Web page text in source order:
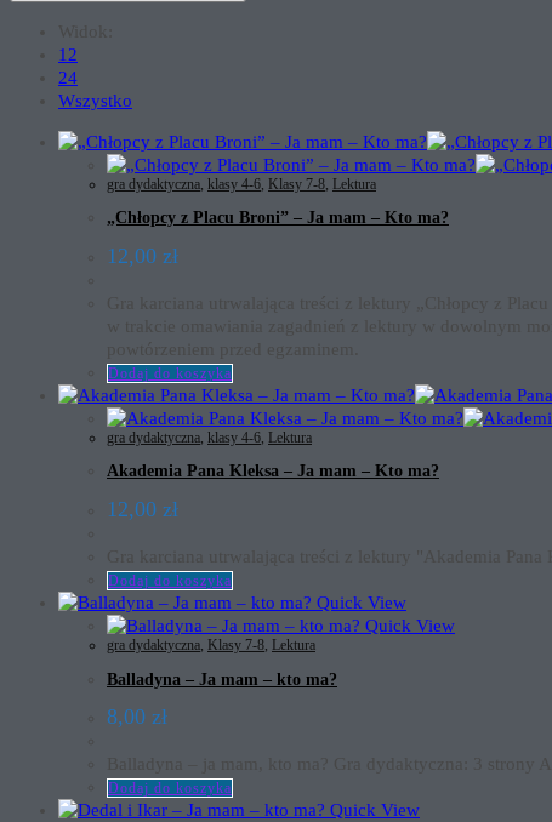
Widok:
12
24
Wszystko
gra dydaktyczna klasy 4-6 Klasy 7-8 Lektura
„Chłopcy z Placu Broni” – Ja mam – Kto ma?
12,00 zł
Gra karciana utrwalająca treści z lektury „Chłopcy z
w trakcie omawiania zagadnień z lektury w dowolnym
powtórzeniem przed egzaminem.
Dodaj do koszyka
gra dydaktyczna klasy 4-6 Lektura
Akademia Pana Kleksa – Ja mam – Kto ma?
12,00 zł
Gra karciana utrwalająca treści z lektury "Akademia
Dodaj do koszyka
Quick View
Quick View
gra dydaktyczna, Klasy 7-8, Lektura
Balladyna – Ja mam – kto ma?
8,00 zł
Balladyna – ja mam, kto ma? Gra dydaktyczna: 3 strony
Dodaj do koszyka
Quick View